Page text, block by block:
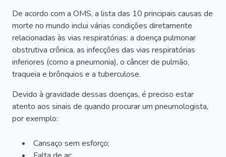
De acordo com a OMS, a lista das 10 principais causas de
morte no mundo inclui várias condições diretamente
relacionadas às vias respiratórias: a doença pulmonar
obstrutiva crônica, as infecções das vias respiratórias
inferiores (como a pneumonia), o câncer de pulmão,
traqueia e brônquios e a tuberculose.
Devido à gravidade dessas doenças, é preciso estar
atento aos sinais de quando procurar um pneumologista,
por exemplo:
Cansaço sem esforço;